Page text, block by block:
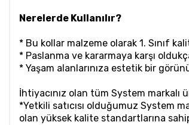
Nerelerde Kullanılır?
* Bu kollar malzeme olarak 1. Sınıf
* Paslanma ve kararmaya karşı
* Yaşam alanlarınıza estetik bir
İhtiyacınız olan tüm System markalı
*Yetkili satıcısı olduğumuz System
olan yüksek kalite standartlarına